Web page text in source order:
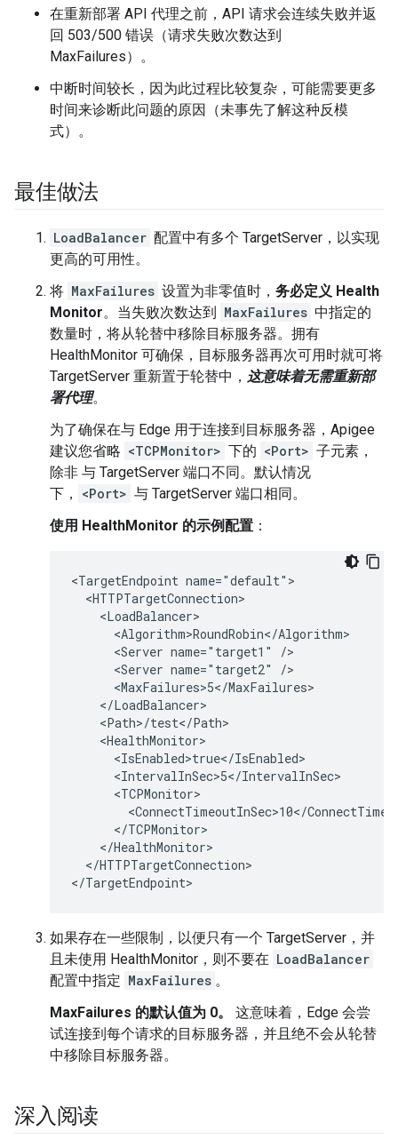
在重新部署 API 代理之前，API 请求会连续失败并返
回 503/500 错误（请求失败次数达到
MaxFailures）。
中断时间较长，因为此过程比较复杂，可能需要更多
时间来诊断此问题的原因（未事先了解这种反模
式）。
最佳做法
LoadBalancer 配置中有多个 TargetServer，以实现
更高的可用性。
将 MaxFailures 设置为非零值时， 务必定义 Health
Monitor。当失败次数达到 MaxFailures 中指定的
数量时，将从轮替中移除目标服务器。拥有
HealthMonitor 可确保，目标服务器再次可用时就可将
TargetServer 重新置于轮替中， 这意味着无需重新部
署代理。
为了确保在与 Edge 用于连接到目标服务器，Apigee
建议您省略 <TCPMonitor> 下的 <Port> 子元素，
除非 与 TargetServer 端口不同。默认情况
下，
<Port> 与 TargetServer 端口相同。
使用 HealthMonitor 的示例配置 ：
<TargetEndpoint name="default">
  <HTTPTargetConnection>
    <LoadBalancer>
      <Algorithm>RoundRobin</Algorithm>
      <Server name="target1" />
      <Server name="target2" />
      <MaxFailures>5</MaxFailures>
    </LoadBalancer>
    <Path>/test</Path>
    <HealthMonitor>
      <IsEnabled>true</IsEnabled>
      <IntervalInSec>5</IntervalInSec>
      <TCPMonitor>
<ConnectTimeoutInSec>10</
      </TCPMonitor>
    </HealthMonitor>
  </HTTPTargetConnection>
</TargetEndpoint>
如果存在一些限制，以便只有一个 TargetServer，并
且未使用 HealthMonitor，则不要在 LoadBalancer
配置中指定 MaxFailures 。
MaxFailures 的默认值为 0。
这意味着，Edge 会尝
试连接到每个请求的目标服务器，并且绝不会从轮替
中移除目标服务器。
深入阅读